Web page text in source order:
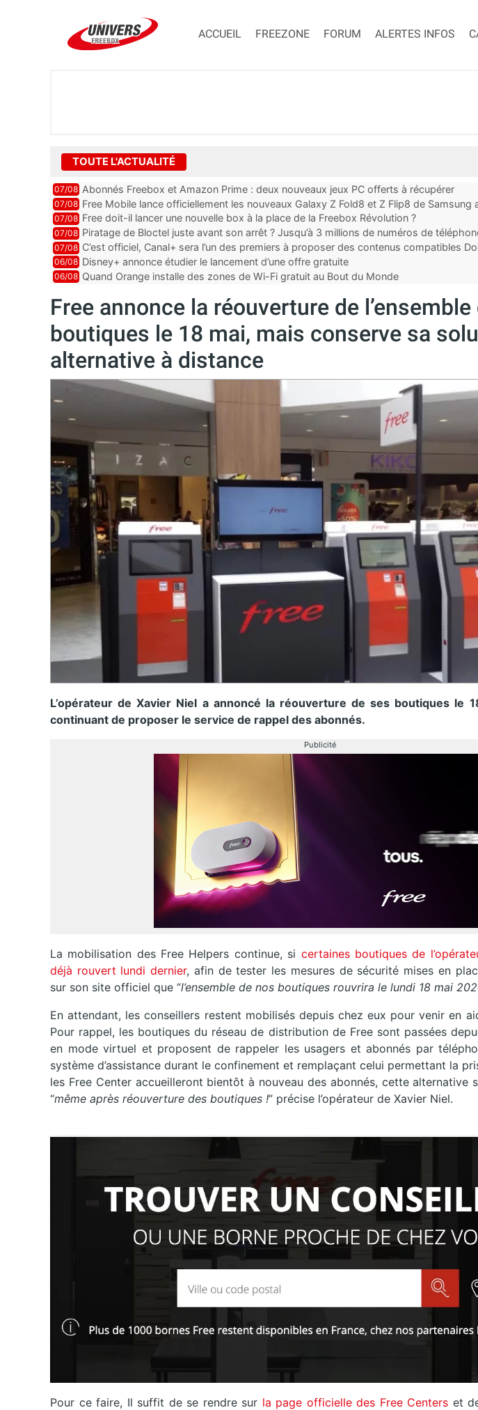
ACCUEIL FREEZONE FORUM ALERTES INFOS
TOUTE L'ACTUALITÉ
07/08 Abonnés Freebox et Amazon Prime : deux nouveaux jeux PC offerts à récupérer
07/08 Free Mobile lance officiellement les nouveaux Galaxy Z Fold8 et Z Flip8 de Samsung
des promos et des cadeaux
07/08 Free doit-il lancer une nouvelle box à la place de la Freebox Révolution ?
07/08 Piratage de Bloctel juste avant son arrêt ? Jusqu’à 3 millions de numéros de
auraient fuité
07/08 C’est officiel, Canal+ sera l’un des premiers à proposer des contenus compatibles
Vision 2
06/08 Disney+ annonce étudier le lancement d’une offre gratuite
06/08 Quand Orange installe des zones de Wi-Fi gratuit au Bout du Monde
Free annonce la réouverture de l’ensemble
boutiques le 18 mai, mais conserve sa
alternative à distance
L’opérateur de Xavier Niel a annoncé la réouverture de ses boutiques le
continuant de proposer le service de rappel des abonnés.
Publicité
La mobilisation des Free Helpers continue, si certaines boutiques de
déjà rouvert lundi dernier, afin de tester les mesures de sécurité mises en
sur son site officiel que “l’ensemble de nos boutiques rouvrira le lundi 18 mai
En attendant, les conseillers restent mobilisés depuis chez eux pour venir en
Pour rappel, les boutiques du réseau de distribution de Free sont passées
en mode virtuel et proposent de rappeler les usagers et abonnés par
système d’assistance durant le confinement et remplaçant celui permettant la
les Free Center accueilleront bientôt à nouveau des abonnés, cette alternative
“même après réouverture des boutiques !” précise l’opérateur de Xavier Niel.
Pour ce faire, Il suffit de se rendre sur la page officielle des Free Centers et